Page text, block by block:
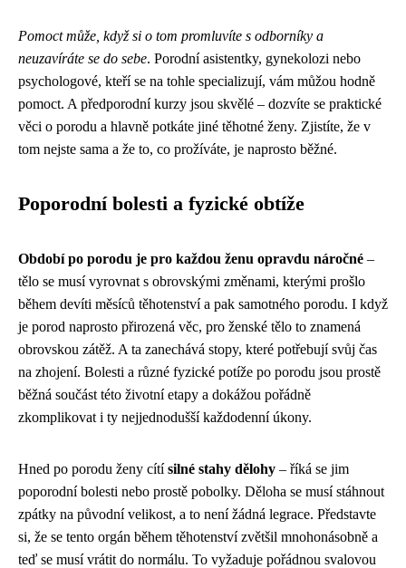
Pomoct může, když si o tom promluvíte s odborníky a
neuzavíráte se do sebe. Porodní asistentky, gynekolozi nebo
psychologové, kteří se na tohle specializují, vám můžou hodně
pomoct. A předporodní kurzy jsou skvělé – dozvíte se praktické
věci o porodu a hlavně potkáte jiné těhotné ženy. Zjistíte, že v
tom nejste sama a že to, co prožíváte, je naprosto běžné.
Poporodní bolesti a fyzické obtíže
Období po porodu je pro každou ženu opravdu náročné –
tělo se musí vyrovnat s obrovskými změnami, kterými prošlo
během devíti měsíců těhotenství a pak samotného porodu. I když
je porod naprosto přirozená věc, pro ženské tělo to znamená
obrovskou zátěž. A ta zanechává stopy, které potřebují svůj čas
na zhojení. Bolesti a různé fyzické potíže po porodu jsou prostě
běžná součást této životní etapy a dokážou pořádně
zkomplikovat i ty nejjednodušší každodenní úkony.
Hned po porodu ženy cítísilné stahy dělohy – říká se jim
poporodní bolesti nebo prostě pobolky. Děloha se musí stáhnout
zpátky na původní velikost, a to není žádná legrace. Představte
si, že se tento orgán během těhotenství zvětšil mnohonásobně a
teď se musí vrátit do normálu. To vyžaduje pořádnou svalovou